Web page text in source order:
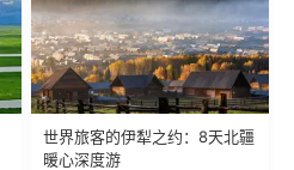
世界旅客的伊犁之约：8天北疆
暖心深度游